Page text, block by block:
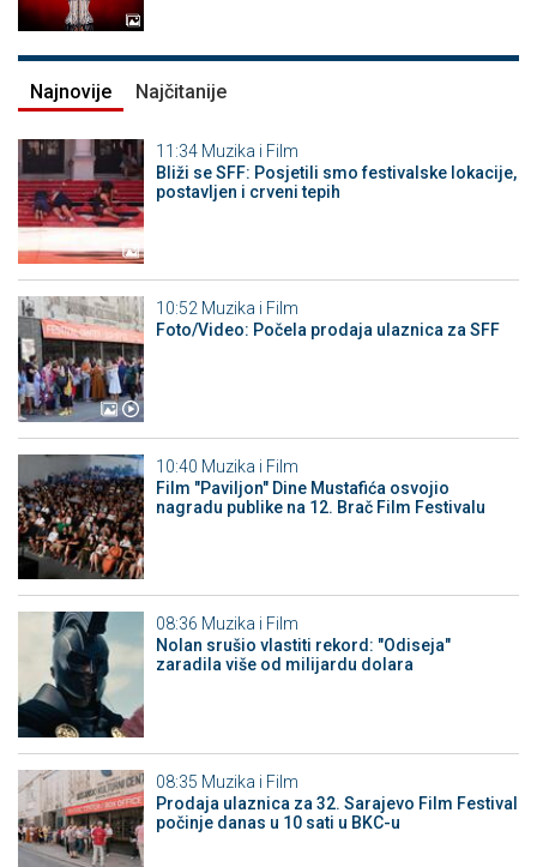
Najnovije Najčitanije
11:34 Muzika i Film
Bliži se SFF: Posjetili smo festivalske lokacije,
postavljen i crveni tepih
10:52 Muzika i Film
Foto/Video: Počela prodaja ulaznica za SFF
10:40 Muzika i Film
Film "Paviljon" Dine Mustafića osvojio
nagradu publike na 12. Brač Film Festivalu
08:36 Muzika i Film
Nolan srušio vlastiti rekord: "Odiseja"
zaradila više od milijardu dolara
08:35 Muzika i Film
Prodaja ulaznica za 32. Sarajevo Film Festival
počinje danas u 10 sati u BKC-u